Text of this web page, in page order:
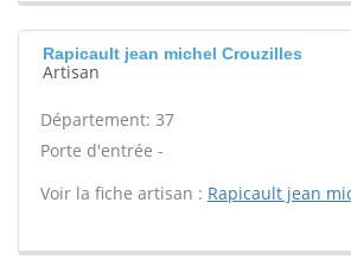
Rapicault jean michel Crouzilles
Artisan
Département: 37
Porte d'entrée -
Voir la fiche artisan : Rapicault jean